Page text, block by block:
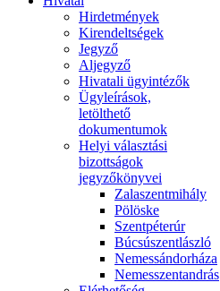
Hirdetmények
Kirendeltségek
Jegyző
Aljegyző
Hivatali ügyintézők
Ügyleírások,
letölthető
dokumentumok
Helyi választási
bizottságok
jegyzőkönyvei
Zalaszentmihály
Pölöske
Szentpéterúr
Búcsúszentlászló
Nemessándorháza
Nemesszentandrás